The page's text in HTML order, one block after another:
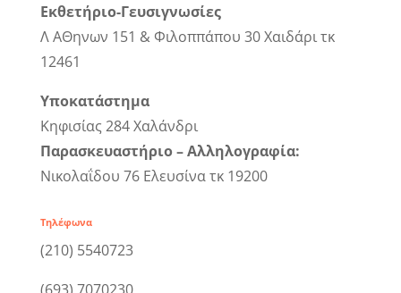
Εκθετήριο-Γευσιγνωσίες
Λ ΑΘηνων 151 & Φιλοππάπου 30 Χαιδάρι τκ
12461
Υποκατάστημα
Κηφισίας 284 Χαλάνδρι
Παρασκευαστήριο – Αλληλογραφία:
Νικολαΐδου 76 Ελευσίνα τκ 19200
Τηλέφωνα
(210) 5540723